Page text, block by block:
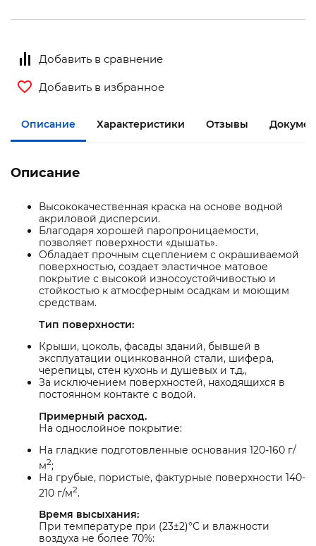
Добавить в сравнение
Добавить в избранное
Описание Характеристики Отзывы
Описание
Высококачественная краска на основе водной
акриловой дисперсии.
Благодаря хорошей паропроницаемости,
позволяет поверхности «дышать».
Обладает прочным сцеплением с окрашиваемой
поверхностью, создает эластичное матовое
покрытие с высокой износоустойчивостью и
стойкостью к атмосферным осадкам и моющим
средствам.
Тип поверхности:
Крыши, цоколь, фасады зданий, бывшей в
эксплуатации оцинкованной стали, шифера,
черепицы, стен кухонь и душевых и т.д.,
За исключением поверхностей, находящихся в
постоянном контакте с водой.
Примерный расход.
На однослойное покрытие:
На гладкие подготовленные основания 120-160 г/
м2;
На грубые, пористые, фактурные поверхности 140-
210 г/м2.
Время высыхания:
При температуре при (23±2)°С и влажности
воздуха не более 70%: